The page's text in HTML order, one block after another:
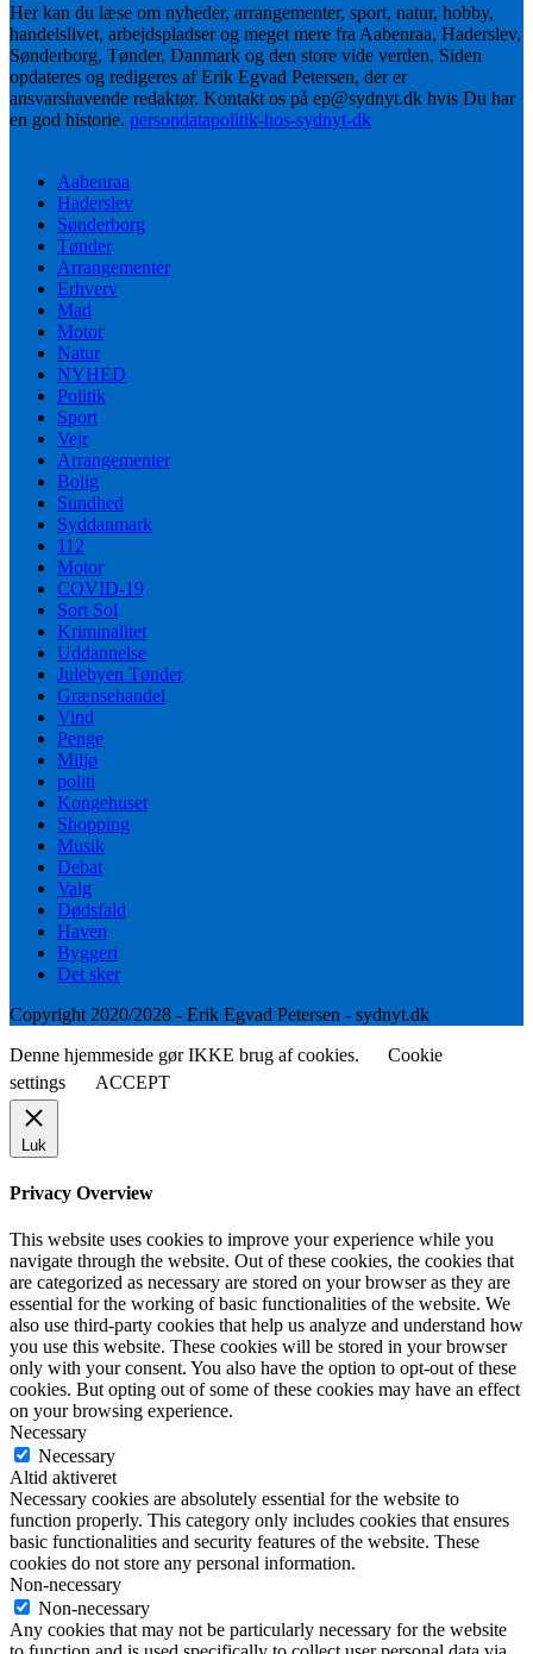
Her kan du læse om nyheder, arrangementer, sport, natur, hobby,
handelslivet, arbejdspladser og meget mere fra Aabenraa, Haderslev,
Sønderborg, Tønder, Danmark og den store vide verden. Siden
opdateres og redigeres af Erik Egvad Petersen, der er
ansvarshavende redaktør. Kontakt os på ep@sydnyt.dk hvis Du har
en god historie. persondatapolitik-hos-sydnyt-dk
Aabenraa
Haderslev
Sønderborg
Tønder
Arrangementer
Erhverv
Mad
Motor
Natur
NYHED
Politik
Sport
Vejr
Arrangementer
Bolig
Sundhed
Syddanmark
112
Motor
COVID-19
Sort Sol
Kriminalitet
Uddannelse
Julebyen Tønder
Grænsehandel
Vind
Penge
Miljø
politi
Kongehuset
Shopping
Musik
Debat
Valg
Dødsfald
Haven
Byggeri
Det sker
Copyright 2020/2028 - Erik Egvad Petersen - sydnyt.dk
Denne hjemmeside gør IKKE brug af cookies.
Cookie
settings
ACCEPT
Luk
Privacy Overview
This website uses cookies to improve your experience while you
navigate through the website. Out of these cookies, the cookies that
are categorized as necessary are stored on your browser as they are
essential for the working of basic functionalities of the website. We
also use third-party cookies that help us analyze and understand how
you use this website. These cookies will be stored in your browser
only with your consent. You also have the option to opt-out of these
cookies. But opting out of some of these cookies may have an effect
on your browsing experience.
Necessary
Necessary
Altid aktiveret
Necessary cookies are absolutely essential for the website to
function properly. This category only includes cookies that ensures
basic functionalities and security features of the website. These
cookies do not store any personal information.
Non-necessary
Non-necessary
Any cookies that may not be particularly necessary for the website